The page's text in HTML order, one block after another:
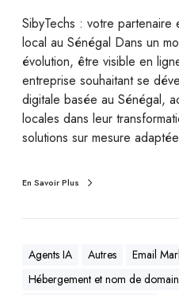
SibyTechs : votre
local au Sénégal Dans un
évolution, être visible en
entreprise souhaitant se
digitale basée au Sénégal,
locales dans leur
solutions sur mesure
En Savoir Plus
Agents IA Autres
Email
Hébergement et nom de